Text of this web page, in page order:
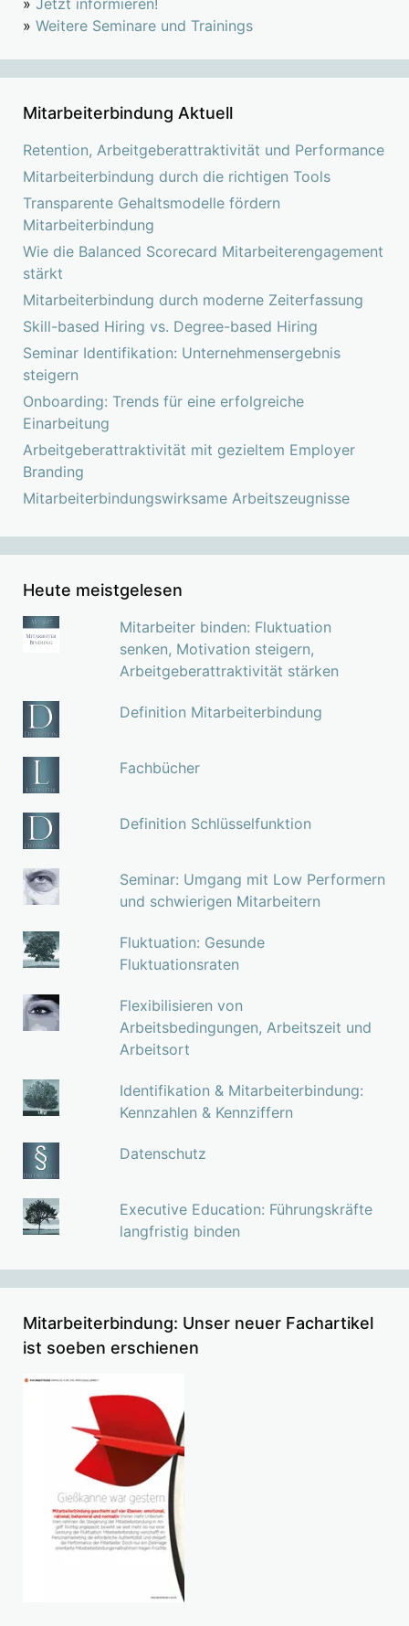
» Jetzt informieren!
» Weitere Seminare und Trainings
Mitarbeiterbindung Aktuell
Retention, Arbeitgeberattraktivität und Performance
Mitarbeiterbindung durch die richtigen Tools
Transparente Gehaltsmodelle fördern
Mitarbeiterbindung
Wie die Balanced Scorecard Mitarbeiterengagement
stärkt
Mitarbeiterbindung durch moderne Zeiterfassung
Skill-based Hiring vs. Degree-based Hiring
Seminar Identifikation: Unternehmensergebnis
steigern
Onboarding: Trends für eine erfolgreiche
Einarbeitung
Arbeitgeberattraktivität mit gezieltem Employer
Branding
Mitarbeiterbindungswirksame Arbeitszeugnisse
Heute meistgelesen
Mitarbeiter binden: Fluktuation
senken, Motivation steigern,
Arbeitgeberattraktivität stärken
Definition Mitarbeiterbindung
Fachbücher
Definition Schlüsselfunktion
Seminar: Umgang mit Low Performern
und schwierigen Mitarbeitern
Fluktuation: Gesunde
Fluktuationsraten
Flexibilisieren von
Arbeitsbedingungen, Arbeitszeit und
Arbeitsort
Identifikation & Mitarbeiterbindung:
Kennzahlen & Kennziffern
Datenschutz
Executive Education: Führungskräfte
langfristig binden
Mitarbeiterbindung: Unser neuer Fachartikel
ist soeben erschienen